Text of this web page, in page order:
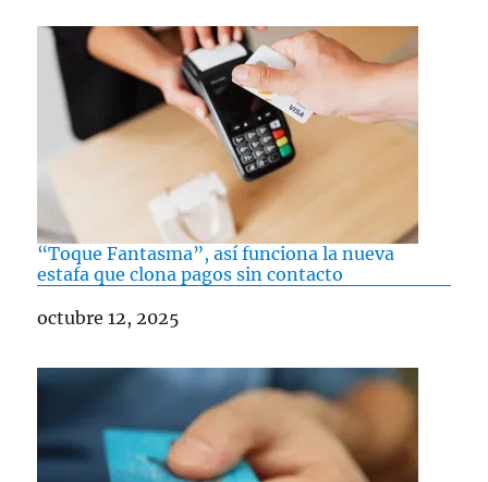
“Toque Fantasma”, así funciona la nueva
estafa que clona pagos sin contacto
Fecha
octubre 12, 2025